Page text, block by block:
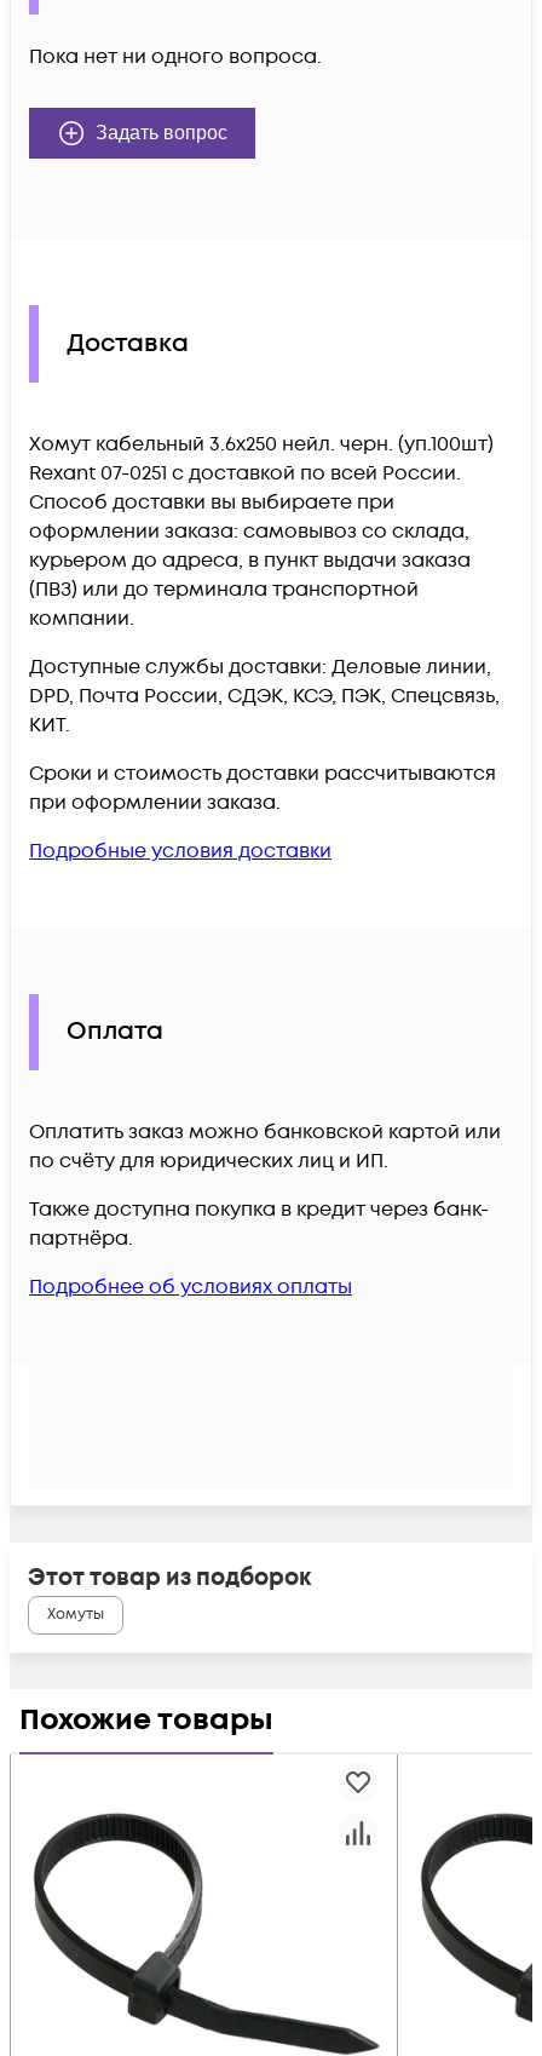
Пока нет ни одного вопроса.
Задать вопрос
Доставка
Хомут кабельный 3.6х250 нейл. черн. (уп.100шт)
Rexant 07-0251 c доставкой по всей России.
Способ доставки вы выбираете при
оформлении заказа: самовывоз со склада,
курьером до адреса, в пункт выдачи заказа
(ПВЗ) или до терминала транспортной
компании.
Доступные службы доставки: Деловые линии,
DPD, Почта России, СДЭК, КСЭ, ПЭК, Спецсвязь,
КИТ.
Сроки и стоимость доставки рассчитываются
при оформлении заказа.
Подробные условия доставки
Оплата
Оплатить заказ можно банковской картой или
по счёту для юридических лиц и ИП.
Также доступна покупка в кредит через банк-
партнёра.
Подробнее об условиях оплаты
Этот товар из подборок
Хомуты
Похожие товары